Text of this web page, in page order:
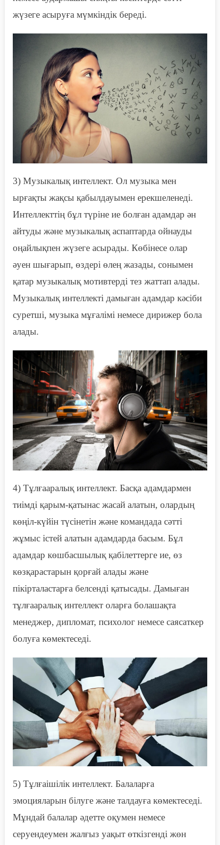
жүзеге асыруға мүмкіндік береді.
3) Музыкалық интеллект. Ол музыка мен
ырғақты жақсы қабылдауымен ерекшеленеді.
Интеллекттің бұл түріне ие болған адамдар ән
айтуды және музыкалық аспаптарда ойнауды
оңайлықпен жүзеге асырады. Көбінесе олар
әуен шығарып, өздері өлең жазады, сонымен
қатар музыкалық мотивтерді тез жаттап алады.
Музыкалық интеллекті дамыған адамдар кәсіби
суретші, музыка мұғалімі немесе дирижер бола
алады.
4) Тұлғааралық интеллект. Басқа адамдармен
тиімді қарым-қатынас жасай алатын, олардың
көңіл-күйін түсінетін және командада сәтті
жұмыс істей алатын адамдарда басым. Бұл
адамдар көшбасшылық қабілеттерге ие, өз
көзқарастарын қорғай алады және
пікірталастарға белсенді қатысады. Дамыған
тұлғааралық интеллект оларға болашақта
менеджер, дипломат, психолог немесе саясаткер
болуға көмектеседі.
5) Тұлғаішілік интеллект. Балаларға
эмоцияларын білуге және талдауға көмектеседі.
Мұндай балалар әдетте оқумен немесе
серуендеумен жалғыз уақыт өткізгенді жөн